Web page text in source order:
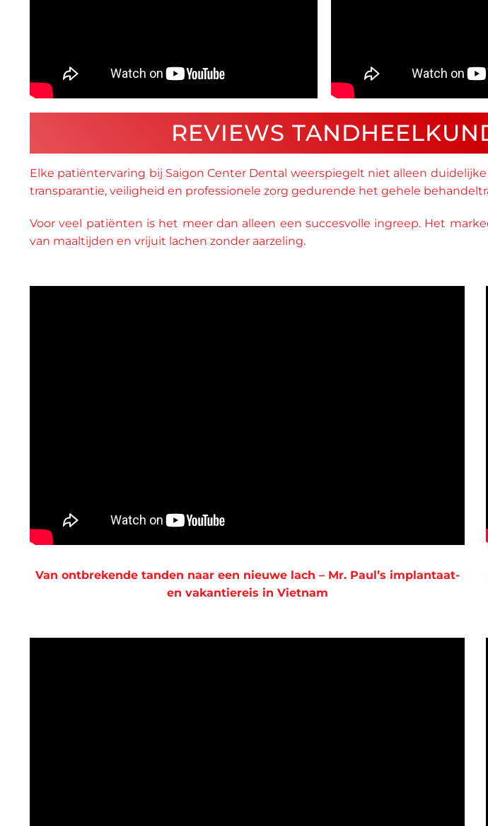
REVIEWS
Elke patiëntervaring bij Saigon Center Dental weerspiegelt niet alleen
transparantie, veiligheid en professionele zorg gedurende het gehele
Voor veel patiënten is het meer dan alleen een succesvolle ingreep. Het
van maaltijden en vrijuit lachen zonder aarzeling.
Van ontbrekende tanden naar een nieuwe lach – Mr. Paul’s implantaat-
en vakantiereis in Vietnam